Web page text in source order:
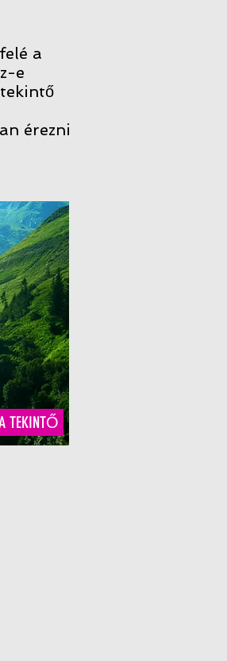
a
e
érezni
TEKINTŐ